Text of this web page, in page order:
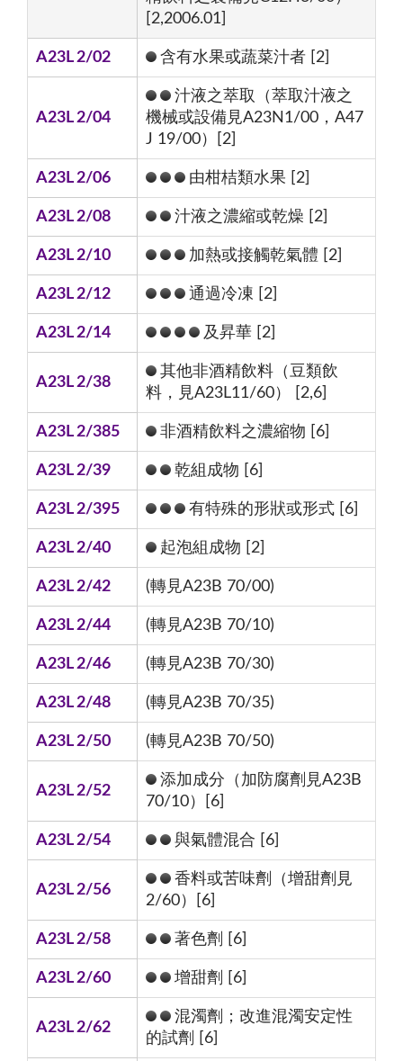
[2,2006.01]
A23L 2/02 含有水果或蔬菜汁者 [2]
A23L 2/04
汁液之萃取（萃取汁液之
機械或設備見A23N1/00，A47
J 19/00）[2]
A23L 2/06 由柑桔類水果 [2]
A23L 2/08 汁液之濃縮或乾燥 [2]
A23L 2/10 加熱或接觸乾氣體 [2]
A23L 2/12 通過冷凍 [2]
A23L 2/14 及昇華 [2]
A23L 2/38
其他非酒精飲料（豆類飲
料，見A23L11/60） [2,6]
A23L 2/385 非酒精飲料之濃縮物 [6]
A23L 2/39 乾組成物 [6]
A23L 2/395 有特殊的形狀或形式 [6]
A23L 2/40 起泡組成物 [2]
A23L 2/42 (轉見A23B 70/00)
A23L 2/44 (轉見A23B 70/10)
A23L 2/46 (轉見A23B 70/30)
A23L 2/48 (轉見A23B 70/35)
A23L 2/50 (轉見A23B 70/50)
A23L 2/52
添加成分（加防腐劑見A23B
70/10）[6]
A23L 2/54 與氣體混合 [6]
A23L 2/56
香料或苦味劑（增甜劑見
2/60）[6]
A23L 2/58 著色劑 [6]
A23L 2/60 增甜劑 [6]
A23L 2/62
混濁劑；改進混濁安定性
的試劑 [6]